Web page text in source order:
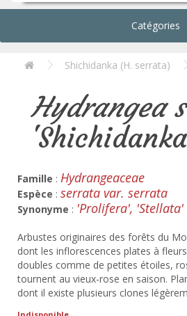
Catégories
Shichidanka (H. serrata)
Hydrangea
Famille : Hydrangeaceae
Espèce : serrata var. serrata
Synonyme : 'Prolifera', 'Stellata'
Arbustes originaires des forêts du
dont les inflorescences plates à
doubles comme de petites étoiles,
tournent au vieux-rose en saison.
dont il existe plusieurs clones